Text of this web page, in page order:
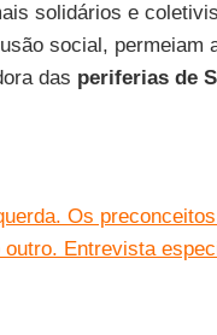
solidários e
social, permeiam
das periferias de
Os
Entrevista